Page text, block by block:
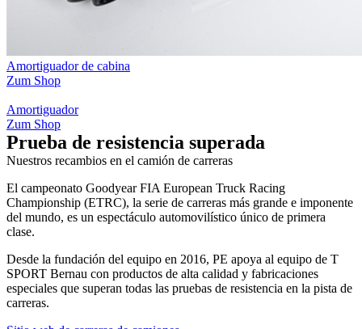
Amortiguador de cabina
Zum Shop
Amortiguador
Zum Shop
Prueba de resistencia superada
Nuestros recambios en el camión de carreras
El campeonato Goodyear FIA European Truck Racing
Championship (ETRC), la serie de carreras más grande e imponente
del mundo, es un espectáculo automovilístico único de primera
clase.
Desde la fundación del equipo en 2016, PE apoya al equipo de T
SPORT Bernau con productos de alta calidad y fabricaciones
especiales que superan todas las pruebas de resistencia en la pista de
carreras.